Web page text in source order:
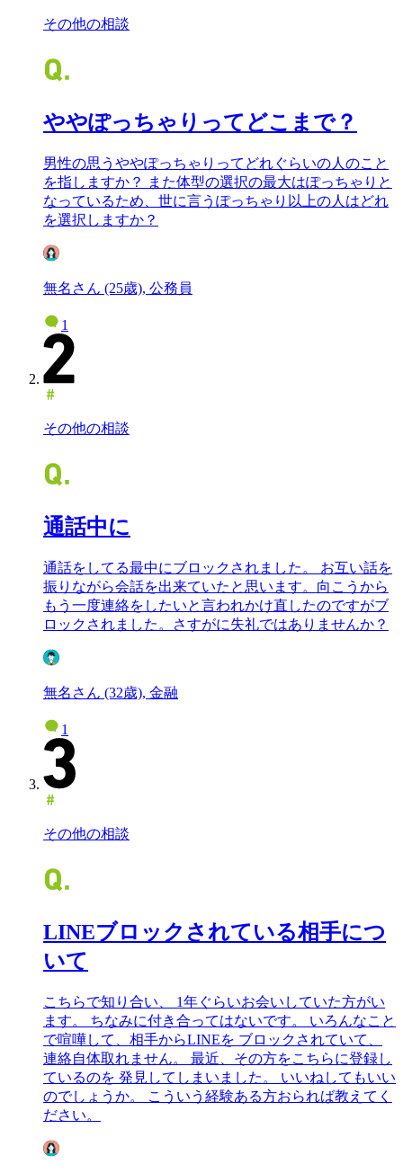
その他の相談
ややぽっちゃりってどこまで？
男性の思うややぽっちゃりってどれぐらいの人のこと
を指しますか？ また体型の選択の最大はぽっちゃりと
なっているため、世に言うぽっちゃり以上の人はどれ
を選択しますか？
無名さん (25歳), 公務員
1
その他の相談
通話中に
通話をしてる最中にブロックされました。 お互い話を
振りながら会話を出来ていたと思います。向こうから
もう一度連絡をしたいと言われかけ直したのですがブ
ロックされました。さすがに失礼ではありませんか？
無名さん (32歳), 金融
1
その他の相談
LINEブロックされている相手につ
いて
こちらで知り合い、 1年ぐらいお会いしていた方がい
ます。 ちなみに付き合ってはないです。 いろんなこと
で喧嘩して、相手からLINEを ブロックされていて、
連絡自体取れません。 最近、その方をこちらに登録し
ているのを 発見してしまいました。 いいねしてもいい
のでしょうか。 こういう経験ある方おられば教えてく
ださい。